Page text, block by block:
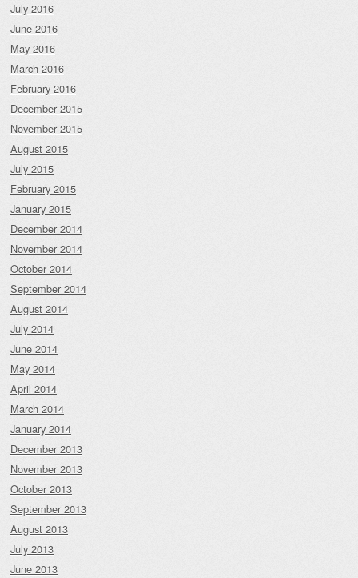
July 2016
June 2016
May 2016
March 2016
February 2016
December 2015
November 2015
August 2015
July 2015
February 2015
January 2015
December 2014
November 2014
October 2014
September 2014
August 2014
July 2014
June 2014
May 2014
April 2014
March 2014
January 2014
December 2013
November 2013
October 2013
September 2013
August 2013
July 2013
June 2013